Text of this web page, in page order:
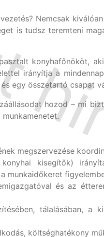
Nemcsak
is tudsz teremteni
konyhafőnököt,
irányítja a
egy összetartó csapat
hozod – mi
megszervezése
kisegítők)
munkaidőkeret
és az
tálalásában, a
költséghatékony